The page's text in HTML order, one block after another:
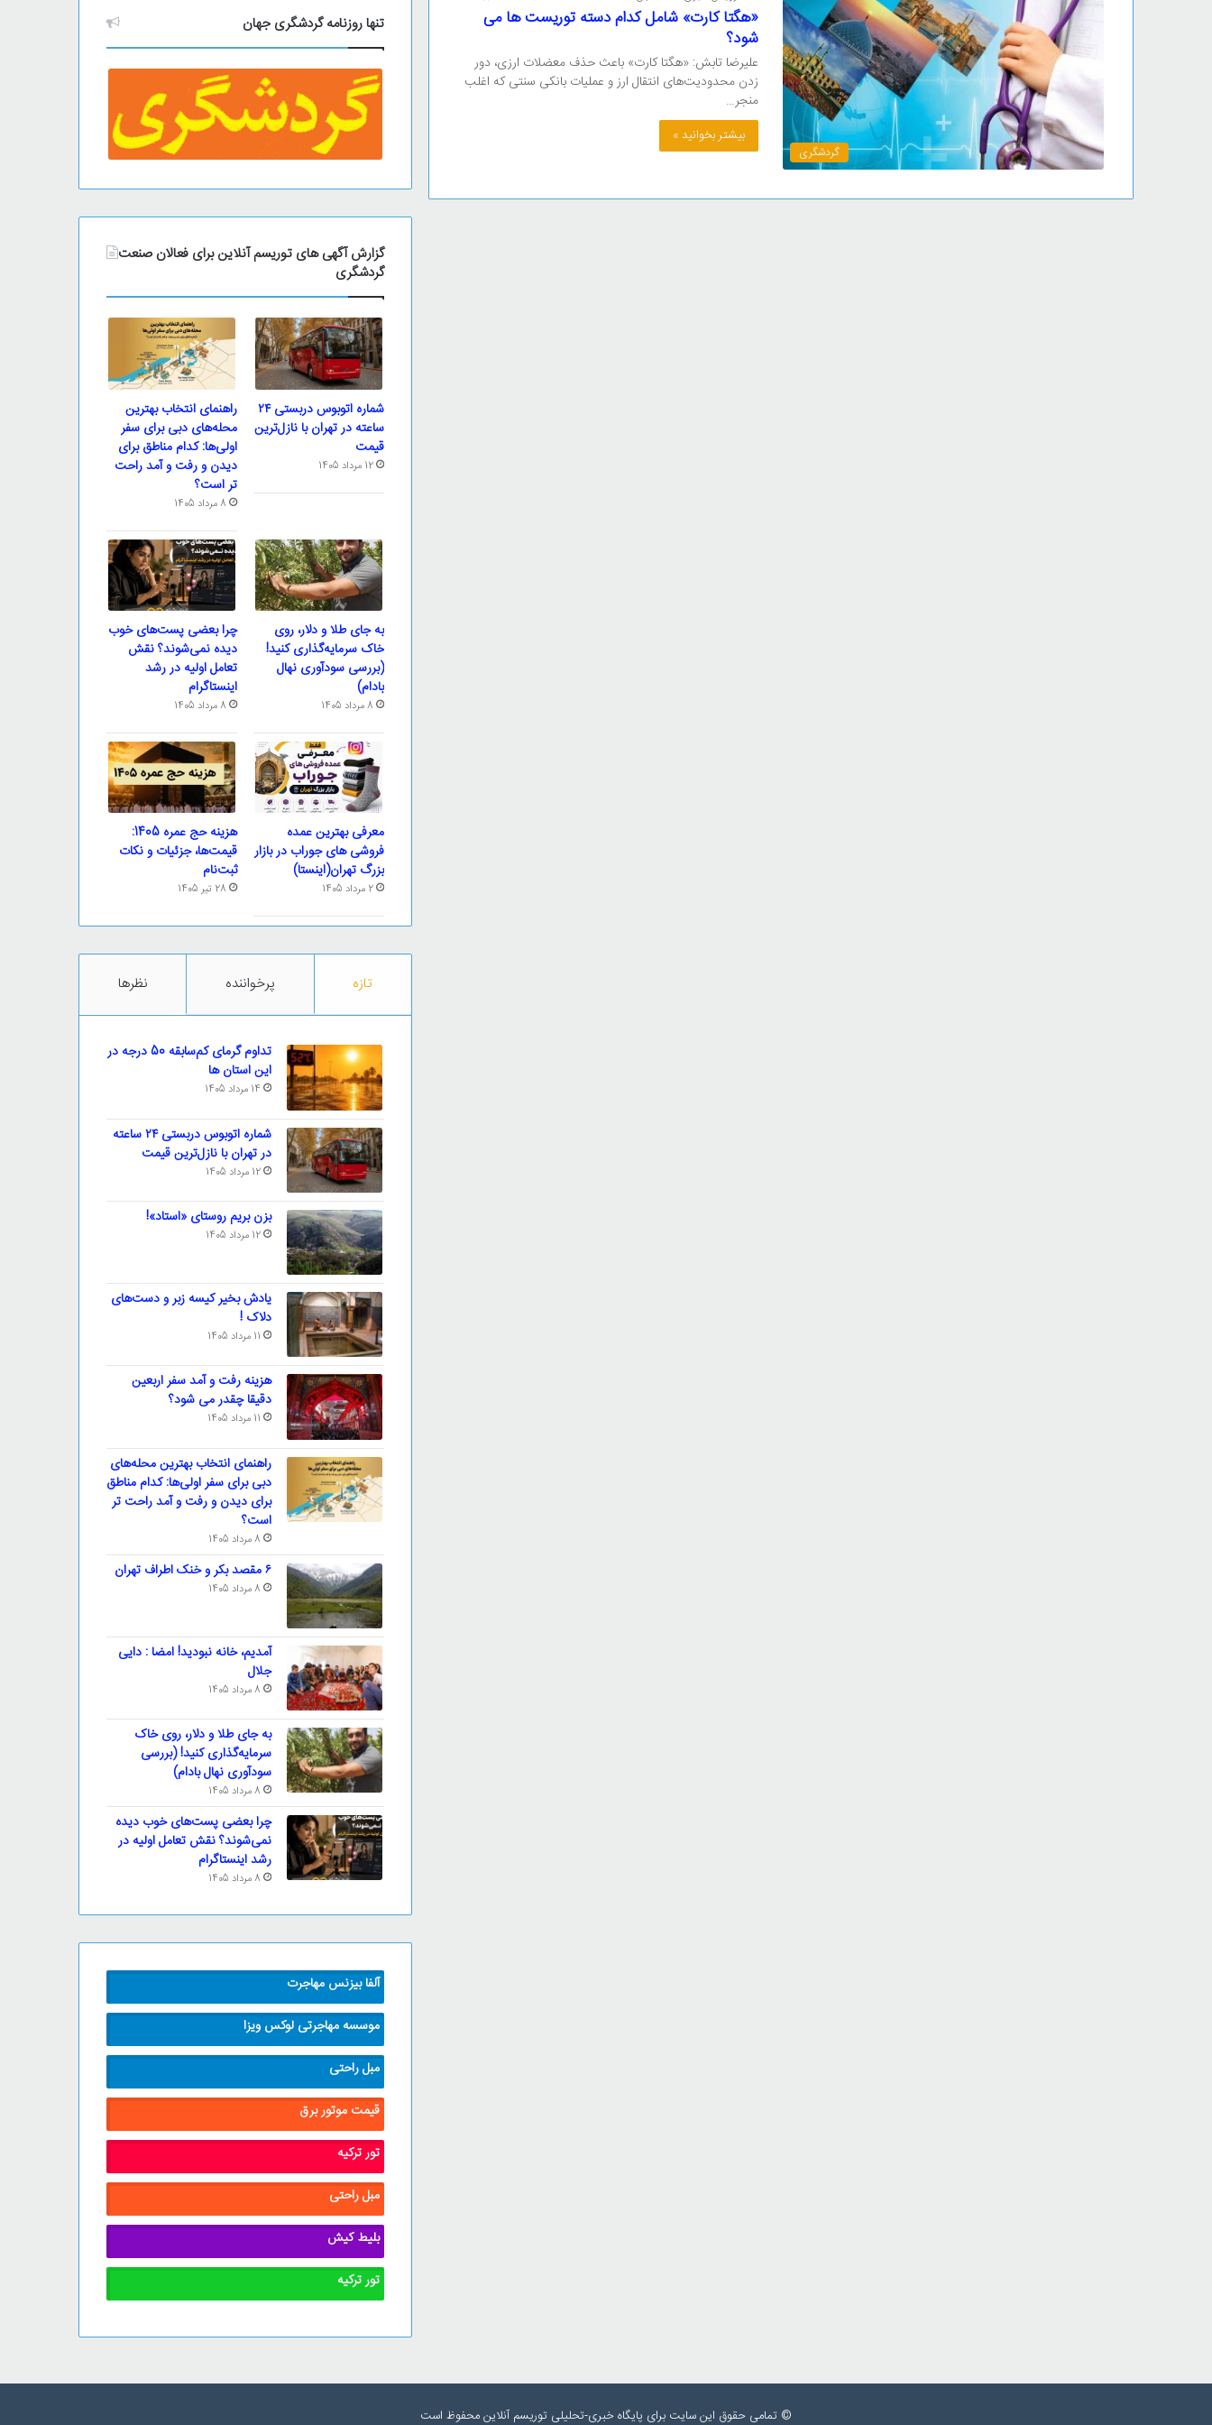
گردشگری
«هگتا کارت» شامل کدام دسته توریست ها می
شود؟
علیرضا تابش: «هگتا کارت» باعث حذف معضلات ارزی، دور
زدن محدودیت‌های انتقال ارز و عملیات بانکی سنتی که اغلب
منجر…
بیشتر بخوانید »
تنها روزنامه گردشگری جهان
گزارش آگهی های توریسم آنلاین برای فعالان صنعت
گردشگری
شماره اتوبوس دربستی ۲۴
ساعته در تهران با نازل‌ترین
قیمت
12 مرداد 1405
راهنمای انتخاب بهترین
محله‌های دبی برای سفر
اولی‌ها: کدام مناطق برای
دیدن و رفت و آمد راحت
تر است؟
8 مرداد 1405
به جای طلا و دلار، روی
خاک سرمایه‌گذاری کنید!
(بررسی سودآوری نهال
بادام)
8 مرداد 1405
چرا بعضی پست‌های خوب
دیده نمی‌شوند؟ نقش
تعامل اولیه در رشد
اینستاگرام
8 مرداد 1405
معرفی بهترین عمده
فروشی های جوراب در بازار
بزرگ تهران(اینستا)
2 مرداد 1405
هزینه حج عمره 1405:
قیمت‌ها، جزئیات و نکات
ثبت‌نام
28 تیر 1405
تازه پرخواننده نظرها
تداوم گرمای کم‌سابقه 50 درجه در
این استان ها
14 مرداد 1405
شماره اتوبوس دربستی ۲۴ ساعته
در تهران با نازل‌ترین قیمت
12 مرداد 1405
بزن بریم روستای «استاد»!
12 مرداد 1405
یادش بخیر کیسه‌ زبر و دست‌های
دلاک !
11 مرداد 1405
هزینه رفت و آمد سفر اربعین
دقیقا چقدر می شود؟
11 مرداد 1405
راهنمای انتخاب بهترین محله‌های
دبی برای سفر اولی‌ها: کدام مناطق
برای دیدن و رفت و آمد راحت تر
است؟
8 مرداد 1405
۶ مقصد بکر و خنک اطراف تهران
8 مرداد 1405
آمدیم، خانه نبودید! امضا : دایی
جلال
8 مرداد 1405
به جای طلا و دلار، روی خاک
سرمایه‌گذاری کنید! (بررسی
سودآوری نهال بادام)
8 مرداد 1405
چرا بعضی پست‌های خوب دیده
نمی‌شوند؟ نقش تعامل اولیه در
رشد اینستاگرام
8 مرداد 1405
آلفا بیزنس مهاجرت
موسسه مهاجرتی لوکس ویزا
مبل راحتی
قیمت موتور برق
تور ترکیه
مبل راحتی
بلیط کیش
تور ترکیه
© تمامی حقوق این سایت برای پایگاه خبری-تحلیلی توریسم آنلاین محفوظ است